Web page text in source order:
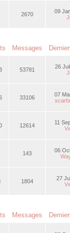
2670
09
Messages
53781
26
33106
07
12614
11
143
06
1804
27
Messages